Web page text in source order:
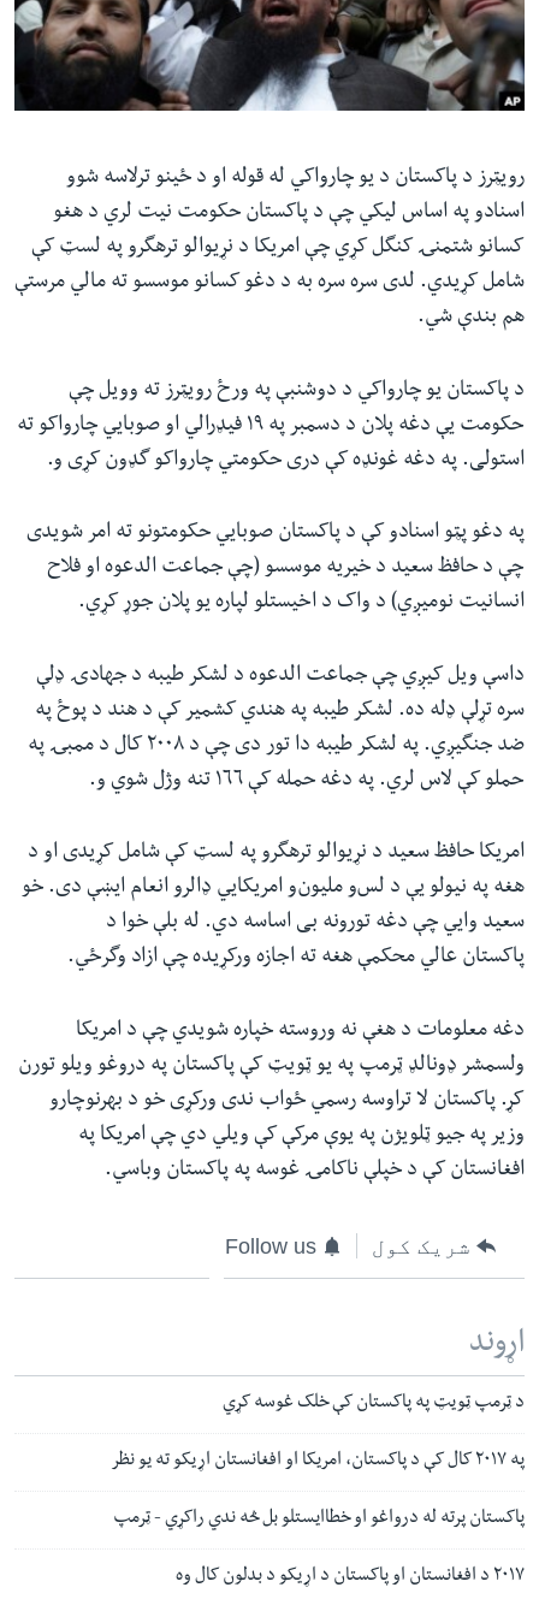
شئ
لټون
ځای
شئ
له مونږ سره په تماس کې پاتې شئ
رویټرز د پاکستان د یو چارواکي له قوله او د ځینو ترلاسه شوو
اسنادو په اساس لیکي چې د پاکستان حکومت نیت لري د هغو
کسانو شتمنۍ کنگل کړي چې امریکا د نړیوالو ترهگرو په لسټ کې
شامل کړیدي. لدی سره سره به د دغو کسانو موسسو ته مالي مرستې
هم بندې شي.
د پاکستان یو چارواکي د دوشنبې په ورځ رویټرز ته وویل چې
حکومت یې دغه پلان د دسمبر په ١٩ فیډرالي او صوبایي چارواکو ته
استولی. په دغه غونډه کې دری حکومتي چارواکو گډون کړی و.
په دغو پټو اسنادو کې د پاکستان صوبایي حکومتونو ته امر شویدی
چې د حافظ سعید د خیریه موسسو (چې جماعت الدعوه او فلاح
انسانیت نومیږي) د واک د اخیستلو لپاره یو پلان جوړ کړي.
داسې ویل کیږي چې جماعت الدعوه د لشکر طیبه د جهادۍ ډلې
سره تړلې ډله ده. لشکر طیبه په هندي کشمیر کې د هند د پوځ په
ضد جنگیږي. په لشکر طیبه دا تور دی چې د ٢٠٠٨ کال د ممبۍ په
حملو کې لاس لري. په دغه حمله کې ١٦٦ تنه وژل شوي و
.
امریکا حافظ سعید د نړیوالو ترهگرو په لسټ کې شامل کړیدی او د
هغه په نیولو یې د لسو ملیونو امریکایي ډالرو انعام ایښې دی. خو
سعید وایي چې دغه تورونه بی اساسه دي. له بلې خوا د
پاکستان عالي محکمېهغه ته اجازه ورکړیده چې ازاد وگرځي.
دغه معلومات د هغې نه وروسته خپاره شویدي چې د امریکا
ولسمشر ډونالډ ټرمپ په یو ټویټ کې پاکستان په دروغو ویلو تورن
کړ. پاکستان لا تراوسه رسمي ځواب ندی ورکړی خو د بهرنوچارو
وزیر په جیو ټلویژن په یوې مرکې کې ویلي دي چې امریکا په
افغانستان کې د خپلې ناکامۍ غوسه په پاکستان وباسي.
شریک کول Follow us
اړوند
د ټرمپ ټویټ په پاکستان کې خلک غوسه کړي
په ٢٠١٧ کال کې د پاکستان، امریکا او افغانستان اړیکو ته یو نظر
پاکستان پرته له درواغو او خطاایستلو بل څه ندي راکړي - ټرمپ
٢٠١٧ د افغانستان او پاکستان د اړیکو د بدلون کال وه